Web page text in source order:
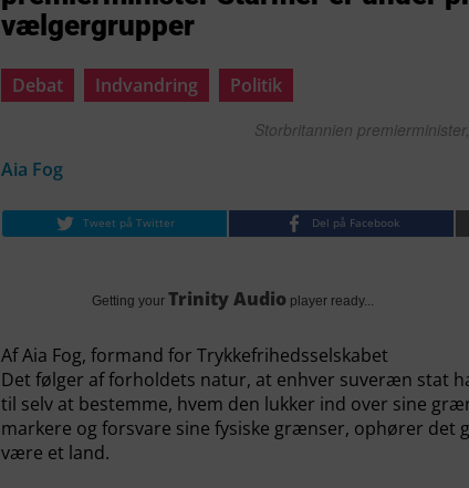
vælgergrupper
Debat Indvandring Politik
Storbritannien
Aia Fog
Tweet på Twitter Del på Facebook
Getting your Trinity Audio player ready...
Af Aia Fog, formand for Trykkefrihedsselskabet
Det følger af forholdets natur, at enhver suveræn stat
til selv at bestemme, hvem den lukker ind over sine
markere og forsvare sine fysiske grænser, ophører det
være et land.